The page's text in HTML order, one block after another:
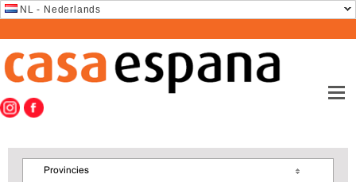
NL - Nederlands
Provincies